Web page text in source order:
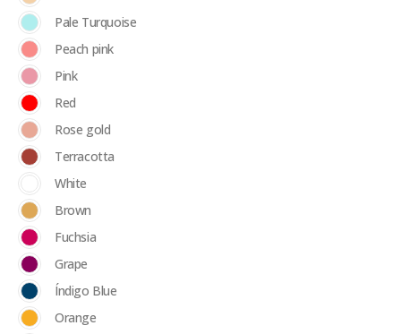
Pale Turquoise
Peach pink
Pink
Red
Rose gold
Terracotta
White
Brown
Fuchsia
Grape
Índigo Blue
Orange